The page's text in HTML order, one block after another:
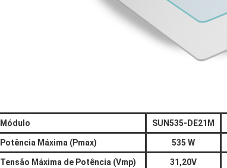
Módulo SUN535-DE21M
Potência Máxima (Pmax) 535 W
Tensão Máxima de Potência (Vmp) 31,20V